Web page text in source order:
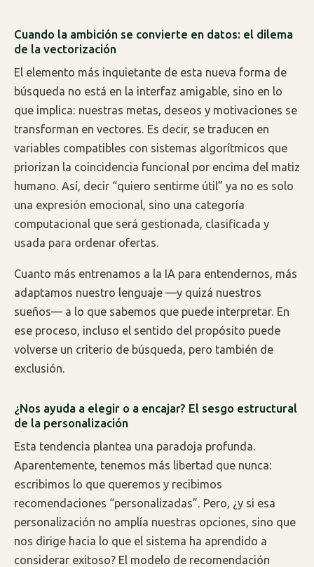
Cuando la ambición se convierte en datos: el dilema
de la vectorización
El elemento más inquietante de esta nueva forma de
búsqueda no está en la interfaz amigable, sino en lo
que implica: nuestras metas, deseos y motivaciones se
transforman en vectores. Es decir, se traducen en
variables compatibles con sistemas algorítmicos que
priorizan la coincidencia funcional por encima del matiz
humano. Así, decir “quiero sentirme útil” ya no es solo
una expresión emocional, sino una categoría
computacional que será gestionada, clasificada y
usada para ordenar ofertas.
Cuanto más entrenamos a la IA para entendernos, más
adaptamos nuestro lenguaje —y quizá nuestros
sueños— a lo que sabemos que puede interpretar. En
ese proceso, incluso el sentido del propósito puede
volverse un criterio de búsqueda, pero también de
exclusión.
¿Nos ayuda a elegir o a encajar? El sesgo estructural
de la personalización
Esta tendencia plantea una paradoja profunda.
Aparentemente, tenemos más libertad que nunca:
escribimos lo que queremos y recibimos
recomendaciones “personalizadas”. Pero, ¿y si esa
personalización no amplía nuestras opciones, sino que
nos dirige hacia lo que el sistema ha aprendido a
considerar exitoso? El modelo de recomendación